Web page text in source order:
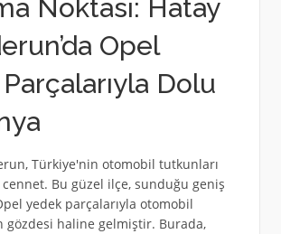
Noktası: Hatay
Opel
Dolu
Türkiye'nin otomobil tutkunları
Bu güzel ilçe, sunduğu geniş
yedek parçalarıyla otomobil
gözdesi haline gelmiştir. Burada,